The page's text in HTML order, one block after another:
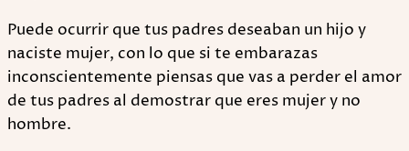
Puede ocurrir que tus padres deseaban un hijo y
naciste mujer, con lo que si te embarazas
inconscientemente piensas que vas a perder el amor
de tus padres al demostrar que eres mujer y no
hombre.